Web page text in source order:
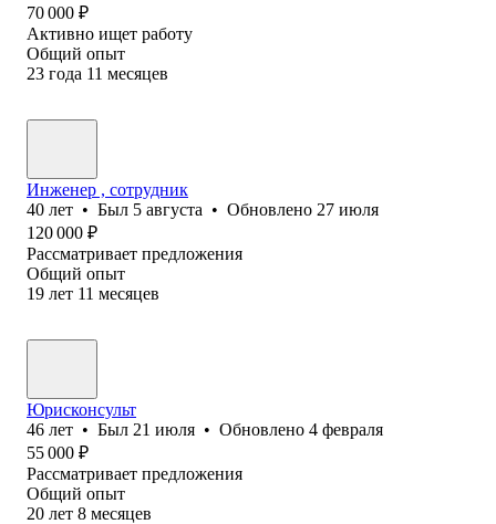
70 000 ₽
Активно ищет работу
Общий опыт
23 года 11 месяцев
Инженер , сотрудник
40 лет • Был 5 августа • Обновлено 27 июля
120 000 ₽
Рассматривает предложения
Общий опыт
19 лет 11 месяцев
Юрисконсульт
46 лет • Был 21 июля • Обновлено 4 февраля
55 000 ₽
Рассматривает предложения
Общий опыт
20 лет 8 месяцев